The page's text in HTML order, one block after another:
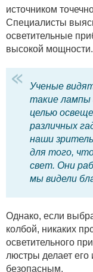
источником
Специалисты
осветительные
высокой мощности.
Ученые
такие лампы
целью
различных
наши
для того,
свет. Они
мы видели
Однако, если
колбой, никаких
осветительного
люстры делает
безопасным.